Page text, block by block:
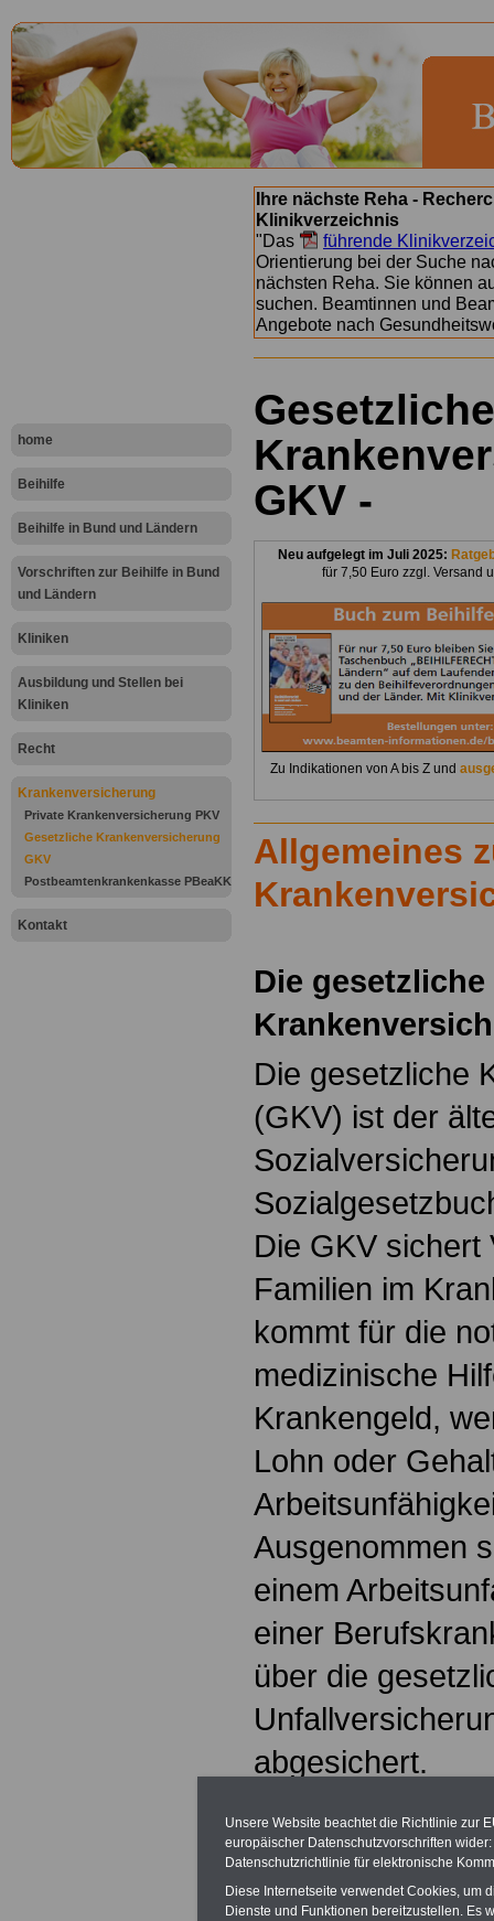
home
Beihilfe
Beihilfe in Bund und Ländern
Vorschriften zur Beihilfe in Bund
und Ländern
Kliniken
Ausbildung und Stellen bei
Kliniken
Recht
Krankenversicherung
Private Krankenversicherung PKV
Gesetzliche Krankenversicherung
GKV
Postbeamtenkrankenkasse PBeaKK
Kontakt
Ihre nächste Reha -
Klinikverzeichnis
"Das
führende
Orientierung bei der Suche
nächsten Reha. Sie können
suchen. Beamtinnen und
Angebote nach
Gesetzliche
GKV -
Neu aufgelegt im Juli 2025:
für 7,50 Euro zzgl. Versand
Zu Indikationen von A bis Z und
Allgemeines
Die gesetzliche
Die gesetzliche
(GKV) ist der
Die GKV sichert
Familien im
kommt für die
medizinische
Krankengeld,
Lohn oder
Ausgenommen
einem
einer
über die
Die Leistungen
ausreichend,
wirtschaftlich
Unsere Website beachtet die Richtlinie zur
europäischer Datenschutzvorschriften
Datenschutzrichtlinie für elektronische
Diese Internetseite verwendet Cookies, um
Dienste und Funktionen bereitzustellen. Es